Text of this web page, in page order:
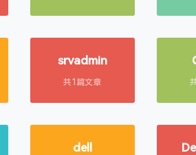
srvadmin
共1篇文章
dell